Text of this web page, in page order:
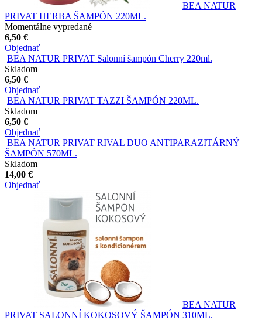
BEA NATUR
PRIVAT HERBA ŠAMPÓN 220ML.
Momentálne vypredané
6,50 €
Objednať
BEA NATUR PRIVAT Salonní šampón Cherry 220ml.
Skladom
6,50 €
Objednať
BEA NATUR PRIVAT TAZZI ŠAMPÓN 220ML.
Skladom
6,50 €
Objednať
BEA NATUR PRIVAT RIVAL DUO ANTIPARAZITÁRNÝ
ŠAMPÓN 570ML.
Skladom
14,00 €
Objednať
BEA NATUR
PRIVAT SALONNÍ KOKOSOVÝ ŠAMPÓN 310ML.